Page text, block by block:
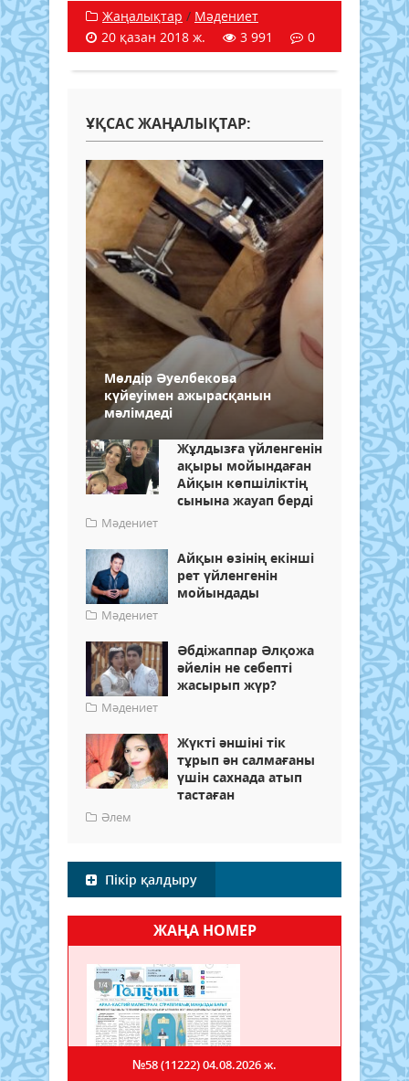
Жаңалықтар / Мәдениет
20 қазан 2018 ж.
3 991 0
ҰҚСАС ЖАҢАЛЫҚТАР:
Мөлдір Әуелбекова
күйеуімен ажырасқанын
мәлімдеді
Жұлдызға үйленгенін
ақыры мойындаған
Айқын көпшіліктің
сынына жауап берді
Мәдениет
Айқын өзінің екінші
рет үйленгенін
мойындады
Мәдениет
Әбдіжаппар Әлқожа
әйелін не себепті
жасырып жүр?
Мәдениет
Жүкті әншіні тік
тұрып ән салмағаны
үшін сахнада атып
тастаған
Әлем
Пікір қалдыру
ЖАҢА НОМЕР
№58 (11222)04.08.2026 ж.